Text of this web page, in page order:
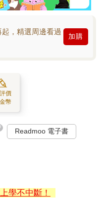
，精選周邊看過
加購
價
幣
Readmoo 電子書
學不中斷！